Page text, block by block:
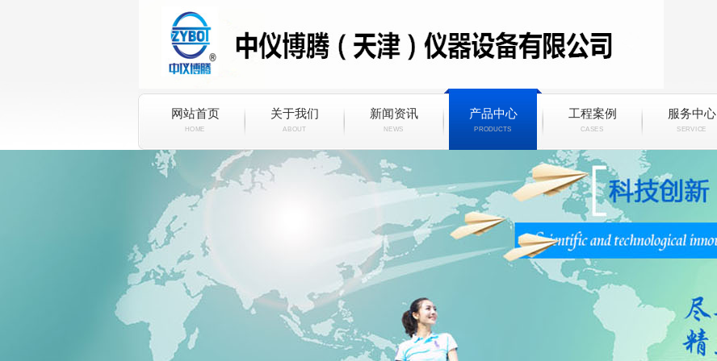
网站首页
HOME
关于我们
ABOUT
新闻资讯
NEWS
产品中心
PRODUCTS
工程案例
CASES
服务中心
SERVICE